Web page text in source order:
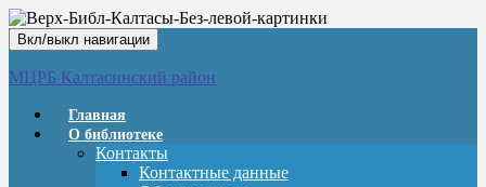
Вкл/выкл навигации
МЦРБ Калтасинский район
Главная
О библиотеке
Контакты
Контактные данные